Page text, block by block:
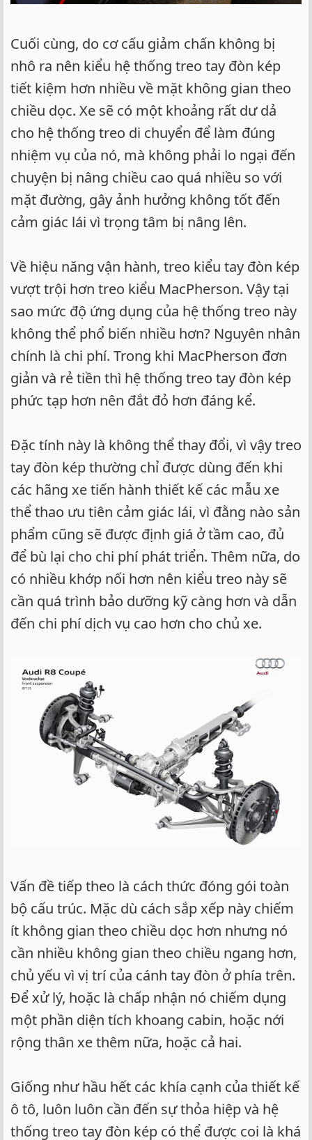
Cuối cùng, do cơ cấu giảm chấn không bị
nhô ra nên kiểu hệ thống treo tay đòn kép
tiết kiệm hơn nhiều về mặt không gian theo
chiều dọc. Xe sẽ có một khoảng rất dư dả
cho hệ thống treo di chuyển để làm đúng
nhiệm vụ của nó, mà không phải lo ngại đến
chuyện bị nâng chiều cao quá nhiều so với
mặt đường, gây ảnh hưởng không tốt đến
cảm giác lái vì trọng tâm bị nâng lên.
Về hiệu năng vận hành, treo kiểu tay đòn kép
vượt trội hơn treo kiểu MacPherson. Vậy tại
sao mức độ ứng dụng của hệ thống treo này
không thể phổ biến nhiều hơn? Nguyên nhân
chính là chi phí. Trong khi MacPherson đơn
giản và rẻ tiền thì hệ thống treo tay đòn kép
phức tạp hơn nên đắt đỏ hơn đáng kể.
Đặc tính này là không thể thay đổi, vì vậy treo
tay đòn kép thường chỉ được dùng đến khi
các hãng xe tiến hành thiết kế các mẫu xe
thể thao ưu tiên cảm giác lái, vì đằng nào sản
phẩm cũng sẽ được định giá ở tầm cao, đủ
để bù lại cho chi phí phát triển. Thêm nữa, do
có nhiều khớp nối hơn nên kiểu treo này sẽ
cần quá trình bảo dưỡng kỹ càng hơn và dẫn
đến chi phí dịch vụ cao hơn cho chủ xe.
Vấn đề tiếp theo là cách thức đóng gói toàn
bộ cấu trúc. Mặc dù cách sắp xếp này chiếm
ít không gian theo chiều dọc hơn nhưng nó
cần nhiều không gian theo chiều ngang hơn,
chủ yếu vì vị trí của cánh tay đòn ở phía trên.
Để xử lý, hoặc là chấp nhận nó chiếm dụng
một phần diện tích khoang cabin, hoặc nới
rộng thân xe thêm nữa, hoặc cả hai.
Giống như hầu hết các khía cạnh của thiết kế
ô tô, luôn luôn cần đến sự thỏa hiệp và hệ
thống treo tay đòn kép có thể được coi là khá